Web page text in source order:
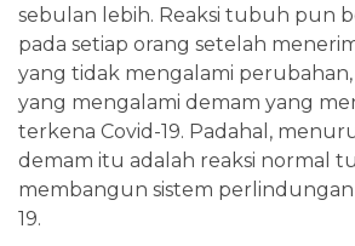
sebulan lebih. Reaksi tubuh pun
pada setiap orang setelah
yang tidak mengalami
yang mengalami demam yang
terkena Covid-19. Padahal,
demam itu adalah reaksi normal
membangun sistem
19.